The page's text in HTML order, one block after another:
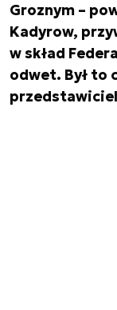
Groznym –
Kadyrow,
w skład
odwet. Był to